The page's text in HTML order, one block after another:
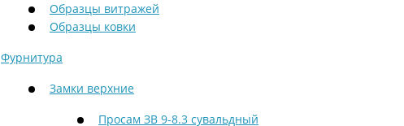
Образцы витражей
Образцы ковки
Фурнитура
Замки верхние
Просам ЗВ 9-8.3 сувальдный